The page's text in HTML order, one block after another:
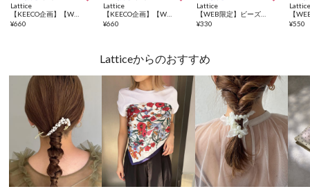
Lattice
¥660
Lattice
¥660
Lattice
【WEB限定】ビーズヘアゴム
¥330 ¥550
Latticeからのおすすめ